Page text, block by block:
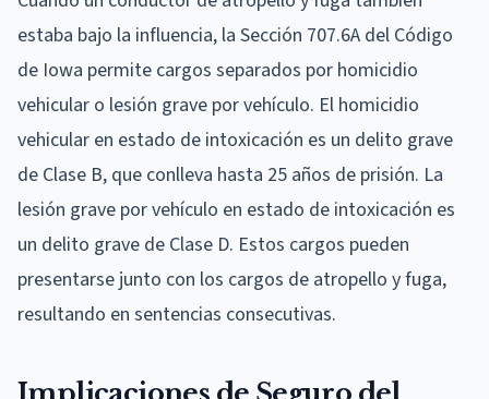
estaba bajo la influencia, la Sección 707.6A del Código
de Iowa permite cargos separados por homicidio
vehicular o lesión grave por vehículo. El homicidio
vehicular en estado de intoxicación es un delito grave
de Clase B, que conlleva hasta 25 años de prisión. La
lesión grave por vehículo en estado de intoxicación es
un delito grave de Clase D. Estos cargos pueden
presentarse junto con los cargos de atropello y fuga,
resultando en sentencias consecutivas.
Implicaciones de Seguro del